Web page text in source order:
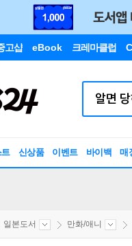
고샵 eBook 크레마클럽
신상품 이벤트 바이백 매
일본도서 만화/애니